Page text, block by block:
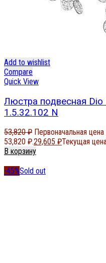
Add to wishlist
Compare
Quick View
Люстра подвесная Dio
1.5.32.102 N
53,820₽ Первоначальная
53,820 ₽.29,605 ₽Текущая
В корзину
-45%Sold out